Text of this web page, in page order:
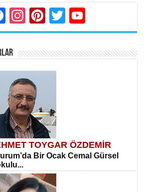
Facebook
Instagram
Pinterest
Twitter
TOYGAR ÖZDEMİR
Bir Ocak Cemal Gürsel